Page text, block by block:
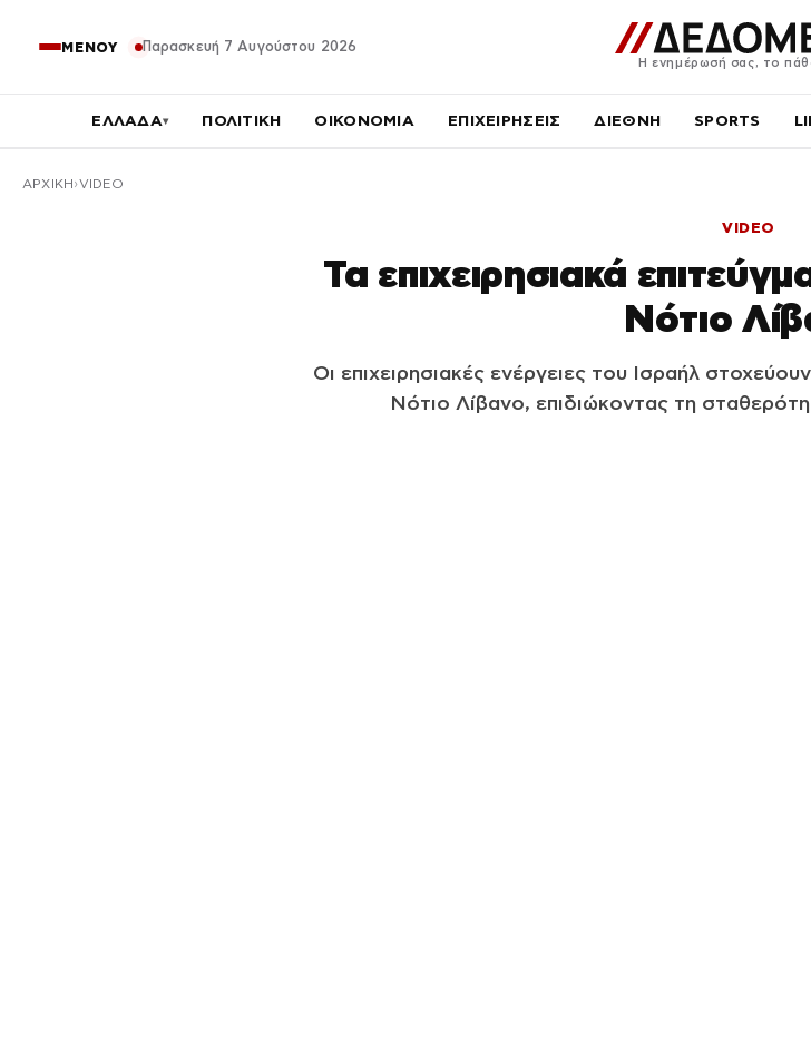
ΜΕΝΟΥ Παρασκευή 7 Αυγούστου 2026
Η ενημέρωσή σας, το
ΕΛΛΑΔΑ▾ ΠΟΛΙΤΙΚΗ ΟΙΚΟΝΟΜΙΑ ΕΠΙΧΕΙΡΗΣΕΙΣ ΔΙΕΘΝΗ SPORTS
ΑΡΧΙΚΉ VIDEO
VIDEO
Τα επιχειρησιακά
Νότιο
Οι επιχειρησιακές ενέργειες του Ισραήλ
Νότιο Λίβανο, επιδιώκοντας τη